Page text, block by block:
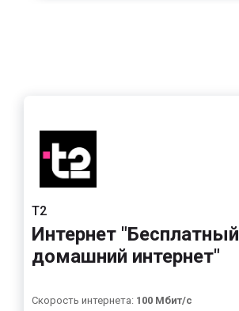
Т2
Интернет "Бесплатный
домашний интернет"
Скорость интернета: 100 Мбит/с